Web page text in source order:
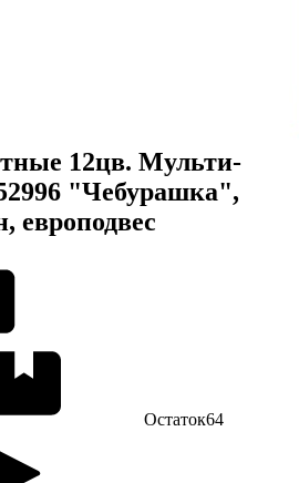
12цв. Мульти-
"Чебурашка",
европодвес
Остаток64